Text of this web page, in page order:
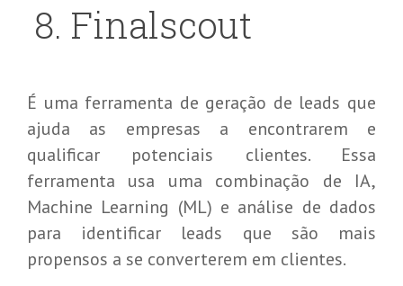
8. Finalscout
É uma ferramenta de geração de leads que
ajuda as empresas a encontrarem e
qualificar potenciais clientes. Essa
ferramenta usa uma combinação de IA,
Machine Learning (ML) e análise de dados
para identificar leads que são mais
propensos a se converterem em clientes.